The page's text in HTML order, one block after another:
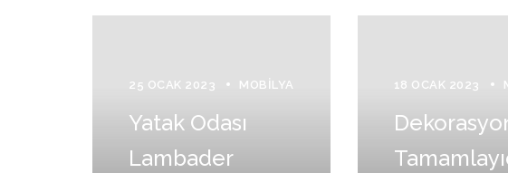
25 OCAK 2023 MOBILYA
Yatak Odası
Lambader
18 OCAK 2023